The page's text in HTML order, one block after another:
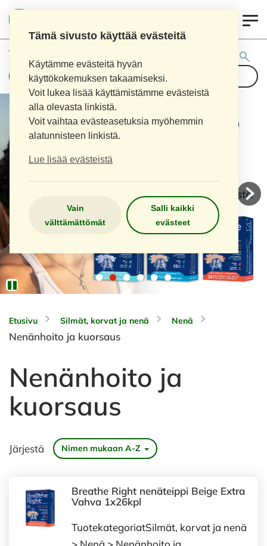
Tämä sivusto käyttää evästeitä
Käytämme evästeitä hyvän
käyttökokemuksen takaamiseksi.
Voit lukea lisää käyttämistämme evästeistä
alla olevasta linkistä.
Voit vaihtaa evästeasetuksia myöhemmin
alatunnisteen linkistä.
Lue lisää evästeistä
Vain
välttämättömät
Salli kaikki
evästeet
Tuotehaku:
Etusivu Silmät, korvat ja nenä Nenä
Nenänhoito ja kuorsaus
Nenänhoito ja
kuorsaus
Järjestä Nimen mukaan A-Z
Breathe Right nenäteippi Beige Extra
Vahva 1x26kpl
TuotekategoriatSilmät, korvat ja nenä